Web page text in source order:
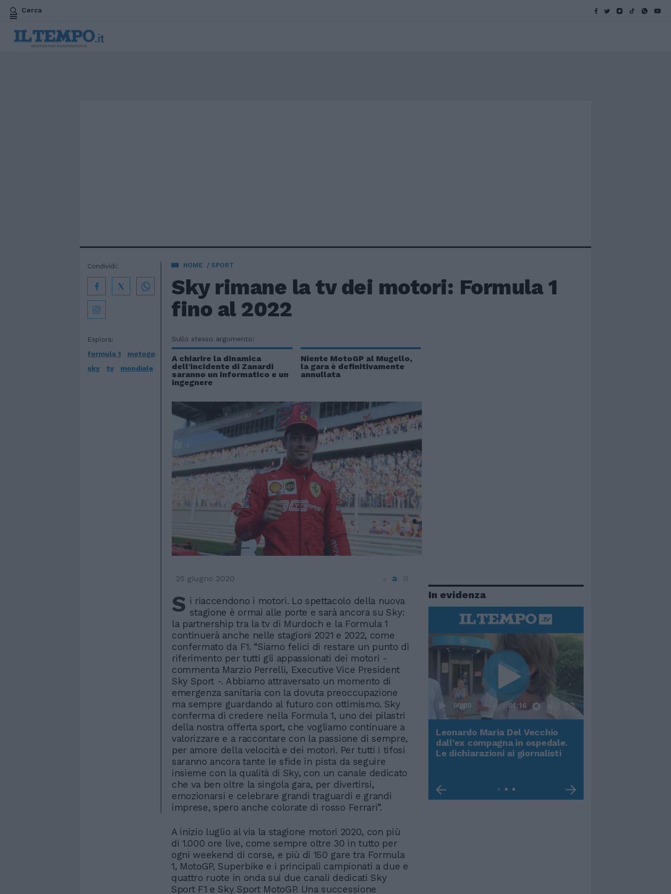
Cerca
HOME SPORT
Sky rimane la tv dei motori: Formula 1
fino al 2022
Esplora:
formula 1
motogp
sky
tv mondiale
Condividi:
Sullo stesso argomento:
A chiarire la dinamica
dell'incidente di Zanardi
saranno un informatico e un
ingegnere
Niente MotoGP al Mugello,
la gara è definitivamente
annullata
25 giugno 2020 a
S i riaccendono i motori. Lo spettacolo della nuova
stagione è ormai alle porte e sarà ancora su Sky:
la partnership tra la tv di Murdoch e la Formula 1
continuerà anche nelle stagioni 2021 e 2022, come
confermato da F1. “Siamo felici di restare un punto di
riferimento per tutti gli appassionati dei motori -
commenta Marzio Perrelli, Executive Vice President
Sky Sport -. Abbiamo attraversato un momento di
emergenza sanitaria con la dovuta preoccupazione
ma sempre guardando al futuro con ottimismo. Sky
conferma di credere nella Formula 1, uno dei pilastri
della nostra offerta sport, che vogliamo continuare a
valorizzare e a raccontare con la passione di sempre,
per amore della velocità e dei motori. Per tutti i tifosi
saranno ancora tante le sfide in pista da seguire
insieme con la qualità di Sky, con un canale dedicato
che va ben oltre la singola gara, per divertirsi,
emozionarsi e celebrare grandi traguardi e grandi
imprese, spero anche colorate di rosso Ferrari”.
A inizio luglio al via la stagione motori 2020, con più
di 1.000 ore live, come sempre oltre 30 in tutto per
ogni weekend di corse, e più di 150 gare tra Formula
1, MotoGP, Superbike e i principali campionati a due e
quattro ruote in onda sui due canali dedicati Sky
Sport F1 e Sky Sport MotoGP. Una successione
In evidenza
Rudy Giuliani a Come States?
Trump, Meloni e la strategia
americana
00:00 01:16
Leonardo Maria Del Vecchio
dall'ex compagna in ospedale.
Le dichiarazioni ai giornalisti